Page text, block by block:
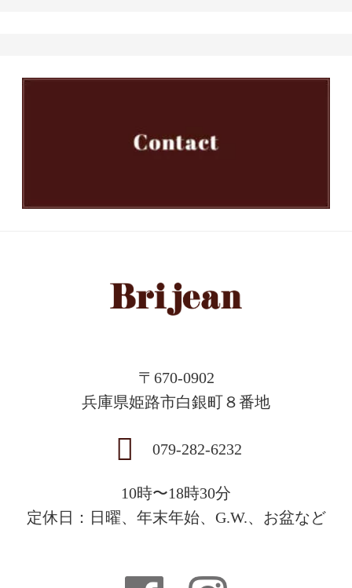
〒670-0902
兵庫県姫路市白銀町８番地
079-282-6232
10時〜18時30分
定休日：日曜、年末年始、G.W.、お盆など